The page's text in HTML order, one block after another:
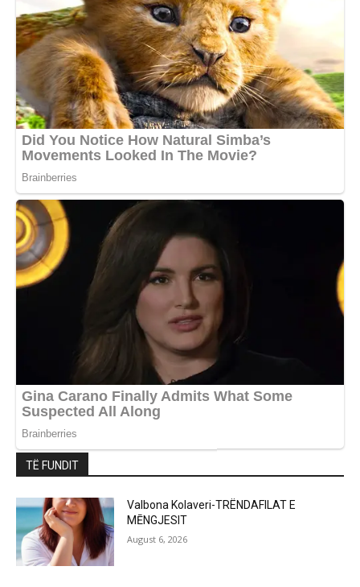
TË FUNDIT
Valbona Kolaveri-TRËNDAFILAT E
MĒNGJESIT
August 6, 2026